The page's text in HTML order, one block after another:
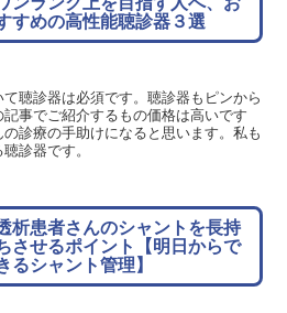
すめの高性能聴診器３選
聴診器は必須です。聴診器もピンから
事でご紹介するもの価格は高いです
診療の手助けになると思います。私も
診器です。
析患者さんのシャントを長持
させるポイント【明日からで
るシャント管理】